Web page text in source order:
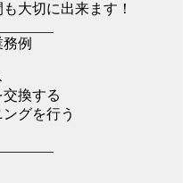
大切に出来ます！
例
換する
グを行う